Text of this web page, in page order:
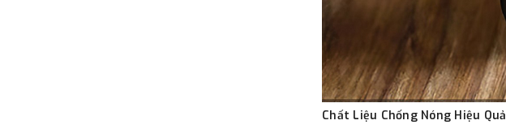
Chất Liệu Chống Nóng Hiệu Quả